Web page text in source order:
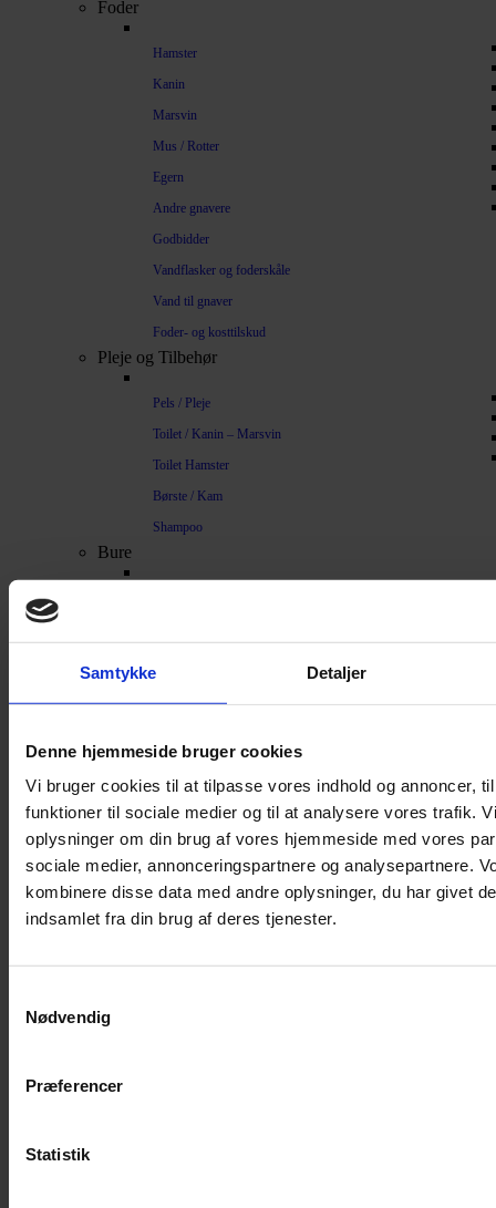
Samtykke Detaljer
Denne hjemmeside bruger cookies
Vi bruger cookies til at tilpasse vores indhold og annoncer,
funktioner til sociale medier og til at analysere vores trafik.
oplysninger om din brug af vores hjemmeside med vores
sociale medier, annonceringspartnere og analysepartnere.
kombinere disse data med andre oplysninger, du har givet
indsamlet fra din brug af deres tjenester.
Nødvendig
Præferencer
Statistik
Foder
Hamster
Kanin
Marsvin
Mus / Rotter
Egern
Andre gnavere
Godbidder
Vandflasker og foderskåle
Vand til gnaver
Foder- og kosttilskud
Pleje og Tilbehør
Pels / Pleje
Toilet / Kanin – Marsvin
Toilet Hamster
Børste / Kam
Shampoo
Bure
Løbegård
Overdækning løbegård
Indretning til bure
Legepladser til bure
Senge til gnavere
Clips til bure
Strøelse og bundlag